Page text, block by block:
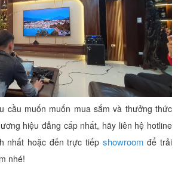
cầu muốn muốn mua sắm và thưởng thức
hiệu đẳng cấp nhất, hãy liên hệ hotline
nhất hoặc đến trực tiếp showroomđể trải
nhé!